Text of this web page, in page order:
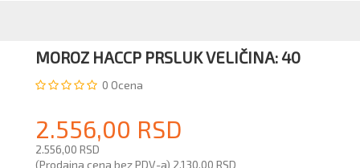
MOROZ HACCP PRSLUK VELIČINA: 40
0 Ocena
2.556,00 RSD
2.556,00 RSD
(Prodajna cena bez PDV-a) 2.130,00 RSD